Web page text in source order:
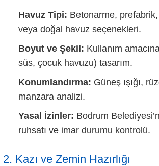
Havuz Tipi: Betonarme,
veya doğal havuz seçenekleri.
Boyut ve Şekil: Kullanım
süs, çocuk havuzu) tasarım.
Konumlandırma: Güneş ışığı,
manzara analizi.
Yasal İzinler: Bodrum
ruhsatı ve imar durumu kontrolü.
2. Kazı ve Zemin Hazırlığı